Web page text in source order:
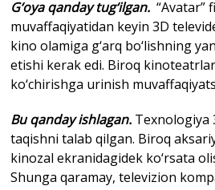
G‘oya qanday tug‘ilgan. “Avatar”
muvaffaqiyatidan keyin 3D
kino olamiga g‘arq bo‘lishning
etishi kerak edi. Biroq
ko‘chirishga urinish
Bu qanday ishlagan. Texnologiya
taqishni talab qilgan. Biroq
kinozal ekranidagidek ko‘rsata
Shunga qaramay, televizion